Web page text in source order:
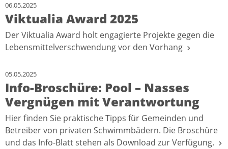
06.05.2025
Viktualia Award 2025
Der Viktualia Award holt engagierte Projekte gegen die
Lebensmittelverschwendung vor den Vorhang
05.05.2025
Info-Broschüre: Pool – Nasses
Vergnügen mit Verantwortung
Hier finden Sie praktische Tipps für Gemeinden und
Betreiber von privaten Schwimmbädern. Die Broschüre
und das Info-Blatt stehen als Download zur Verfügung.